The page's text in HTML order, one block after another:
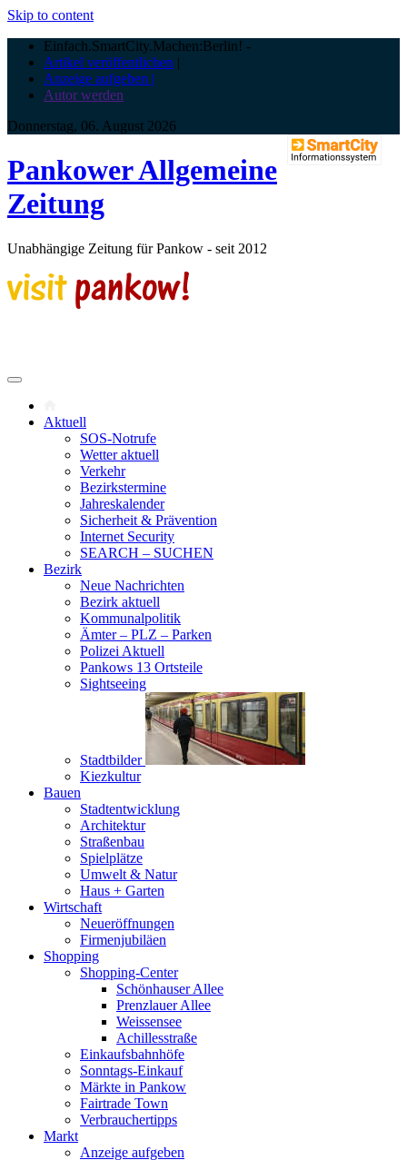
Skip to content
Einfach.SmartCity.Machen:Berlin! -
Artikel veröffentlichen |
Anzeige aufgeben |
Autor werden
Donnerstag, 06. August 2026
Pankower Allgemeine
Zeitung
Unabhängige Zeitung für Pankow - seit 2012
Aktuell
SOS-Notrufe
Wetter aktuell
Verkehr
Bezirkstermine
Jahreskalender
Sicherheit & Prävention
Internet Security
SEARCH – SUCHEN
Bezirk
Neue Nachrichten
Bezirk aktuell
Kommunalpolitik
Ämter – PLZ – Parken
Polizei Aktuell
Pankows 13 Ortsteile
Sightseeing
Stadtbilder
Kiezkultur
Bauen
Stadtentwicklung
Architektur
Straßenbau
Spielplätze
Umwelt & Natur
Haus + Garten
Wirtschaft
Neueröffnungen
Firmenjubiläen
Shopping
Shopping-Center
Schönhauser Allee
Prenzlauer Allee
Weissensee
Achillesstraße
Einkaufsbahnhöfe
Sonntags-Einkauf
Märkte in Pankow
Fairtrade Town
Verbrauchertipps
Markt
Anzeige aufgeben